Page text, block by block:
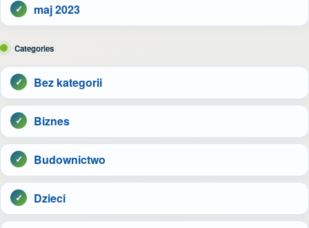
maj 2023
Categories
Bez kategorii
Biznes
Budownictwo
Dzieci